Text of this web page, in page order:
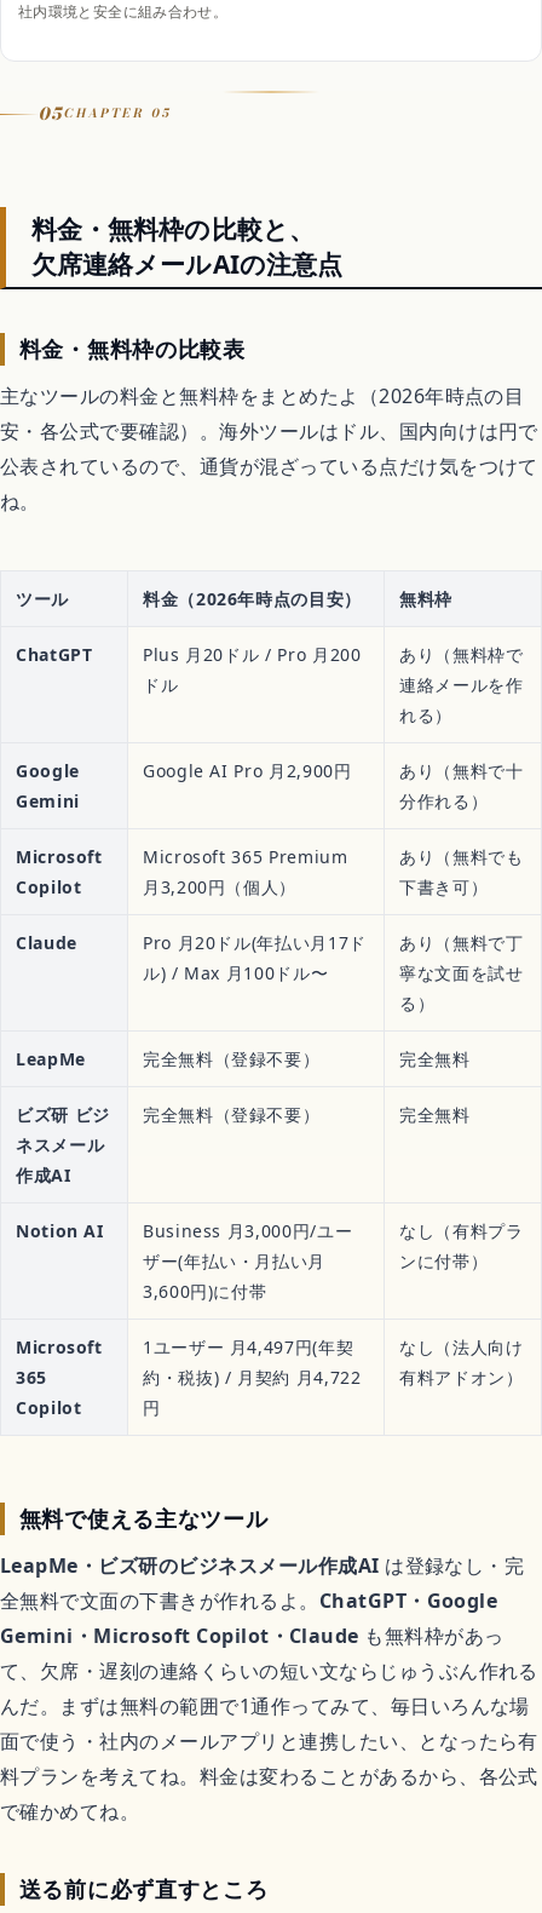
社内環境と安全に組み合わせ。
05CHAPTER 05
料金・無料枠の比較と、
欠席連絡メールAIの注意点
料金・無料枠の比較表
主なツールの料金と無料枠をまとめたよ（2026年時点の目
安・各公式で要確認）。海外ツールはドル、国内向けは円で
公表されているので、通貨が混ざっている点だけ気をつけて
ね。
ツール 料金（2026年時点の目安） 無料枠
ChatGPT
Plus 月20ドル / Pro 月200
ドル
あり（無料枠で
連絡メールを作
れる）
Google
Gemini
Google AI Pro 月2,900円
あり（無料で十
分作れる）
Microsoft
Copilot
Microsoft 365 Premium
月3,200円（個人）
あり（無料でも
下書き可）
Claude
Pro 月20ドル(年払い月17ド
ル) / Max 月100ドル〜
あり（無料で丁
寧な文面を試せ
る）
LeapMe 完全無料（登録不要） 完全無料
ビズ研 ビジ
ネスメール
作成AI
完全無料（登録不要） 完全無料
Notion AI
Business 月3,000円/ユー
ザー(年払い・月払い月
3,600円)に付帯
なし（有料プラ
ンに付帯）
Microsoft
365
Copilot
1ユーザー 月4,497円(年契
約・税抜) / 月契約 月4,722
円
なし（法人向け
有料アドオン）
無料で使える主なツール
LeapMe・ビズ研のビジネスメール作成AI は登録なし・完
全無料で文面の下書きが作れるよ。 ChatGPT・Google
Gemini・Microsoft Copilot・Claude も無料枠があっ
て、欠席・遅刻の連絡くらいの短い文ならじゅうぶん作れる
んだ。まずは無料の範囲で1通作ってみて、毎日いろんな場
面で使う・社内のメールアプリと連携したい、となったら有
料プランを考えてね。料金は変わることがあるから、各公式
で確かめてね。
送る前に必ず直すところ